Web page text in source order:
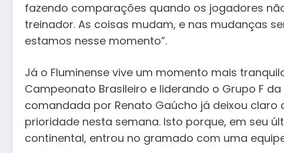
fazendo comparações quando os jogadores
treinador. As coisas mudam, e nas mudanças
estamos nesse momento”.
Já o Fluminense vive um momento mais
Campeonato Brasileiro e liderando o Grupo F
comandada por Renato Gaúcho já deixou
prioridade nesta semana. Isto porque, em seu
continental, entrou no gramado com uma